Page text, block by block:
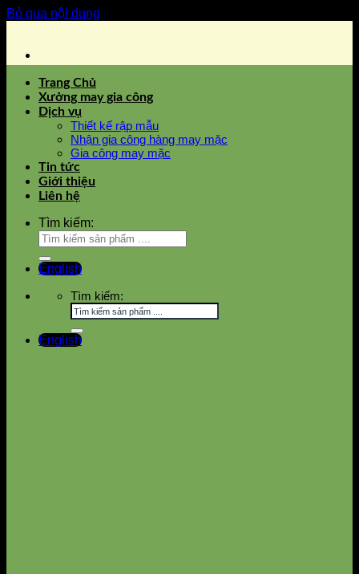
Bỏ qua nội dung
Trang Chủ
Xưởng may gia công
Dịch vụ
Thiết kế rập mẫu
Nhận gia công hàng may mặc
Gia công may mặc
Tin tức
Giới thiệu
Liên hệ
Tìm kiếm:
English
Tìm kiếm:
English